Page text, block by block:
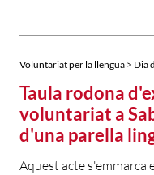
Voluntariat per la llengua > Dia
Taula rodona
voluntariat a
d'una parella
Aquest acte s'emmarca